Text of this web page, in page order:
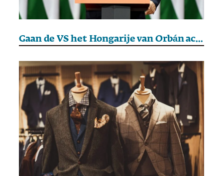
Gaan de VS het Hongarije van Orbán achterna?